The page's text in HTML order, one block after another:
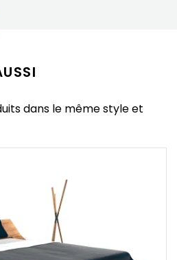
dans le même style et